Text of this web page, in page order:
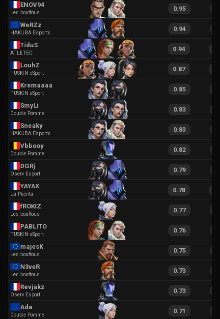
ENOV94
Les bouftous
0.95
WeRZz
HAKUBA Esports
0.94
TiduS
ATLETEC
0.94
LouhZ
TUSKIN eSport
0.87
Kremaaaa
TUSKIN eSport
0.85
SmyLi
Double Pomme
0.83
Sneaky
HAKUBA Esports
0.83
Vbbooy
Double Pomme
0.82
DGRj
Oserv Esport
0.79
YAYAX
La Puenta
0.78
fROKIZ
Les bouftous
0.77
PABLITO
TUSKIN eSport
0.76
majesK
Les bouftous
0.75
N3veR
Les bouftous
0.73
Revjakz
Oserv Esport
0.73
Ada
Double Pomme
0.71